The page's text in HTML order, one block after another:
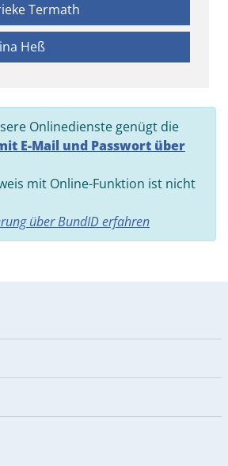
Termath
Heß
Onlinedienste genügt die
E-Mail und Passwort über
mit Online-Funktion ist nicht
über BundID erfahren